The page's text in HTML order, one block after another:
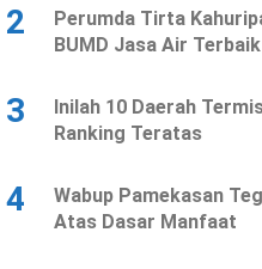
2
Perumda Tirta
BUMD Jasa Air
3
Inilah 10 Daerah
Ranking Teratas
4
Wabup Pamekasan
Atas Dasar Manfaat